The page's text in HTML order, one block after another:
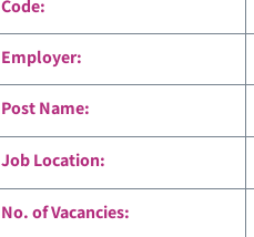
Code:
Employer:
Post Name:
Job Location:
No. of Vacancies: